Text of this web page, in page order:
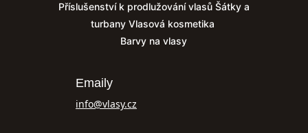
Příslušenství k prodlužování vlasů Šátky a
turbany Vlasová kosmetika
Barvy na vlasy
Emaily
info@vlasy.cz